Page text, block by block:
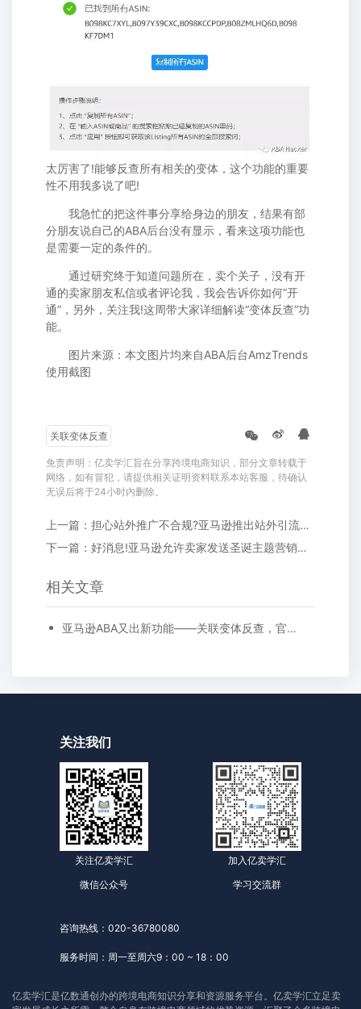
太厉害了!能够反查所有相关的变体，这个功能的重要
性不用我多说了吧!
我急忙的把这件事分享给身边的朋友，结果有部
分朋友说自己的ABA后台没有显示，看来这项功能也
是需要一定的条件的。
通过研究终于知道问题所在，卖个关子，没有开
通的卖家朋友私信或者评论我，我会告诉你如何“开
通”，另外，关注我!这周带大家详细解读“变体反查”功
能。
图片来源：本文图片均来自ABA后台AmzTrends
使用截图
关联变体反查
免责声明：亿卖学汇旨在分享跨境电商知识，部分文章转载于
网络，如有冒犯，请提供相关证明资料联系本站客服，待确认
无误后将于24小时内删除。
上一篇：担心站外推广不合规?亚马逊推出站外引流奖励计划
下一篇：好消息!亚马逊允许卖家发送圣诞主题营销邮件，赶紧用起来
相关文章
亚马逊ABA又出新功能——关联变体反查，官方数据就是靠谱!
关注我们
关注亿卖学汇
微信公众号
加入亿卖学汇
学习交流群
咨询热线：020-36780080
服务时间：周一至周六9：00 ~ 18：00
亿卖学汇是亿数通创办的跨境电商知识分享和资源服务平台。亿卖学汇立足卖